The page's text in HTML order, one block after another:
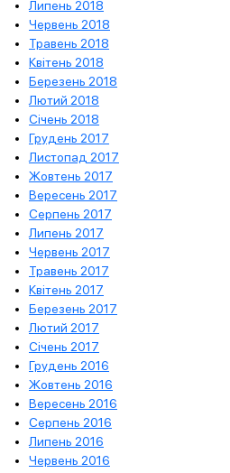
Липень 2018
Червень 2018
Травень 2018
Квітень 2018
Березень 2018
Лютий 2018
Січень 2018
Грудень 2017
Листопад 2017
Жовтень 2017
Вересень 2017
Серпень 2017
Липень 2017
Червень 2017
Травень 2017
Квітень 2017
Березень 2017
Лютий 2017
Січень 2017
Грудень 2016
Жовтень 2016
Вересень 2016
Серпень 2016
Липень 2016
Червень 2016